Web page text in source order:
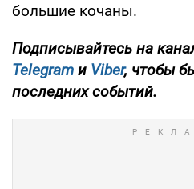
большие кочаны.
Подписывайтесь на
Telegram и Viber, чтобы
последних событий.